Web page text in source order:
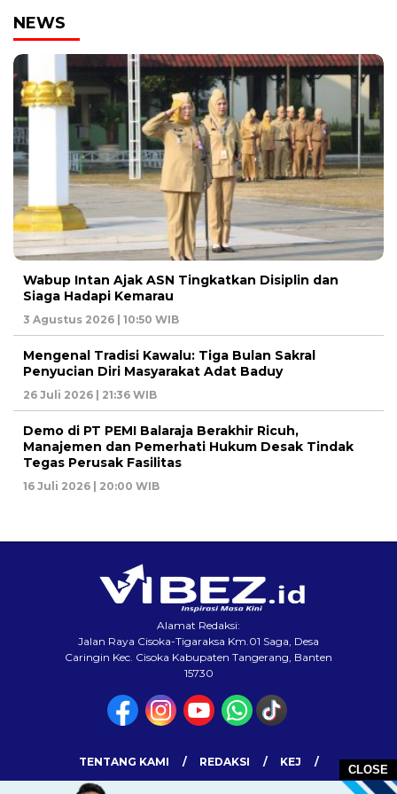
CLOSE
NEWS
Wabup Intan Ajak ASN Tingkatkan Disiplin dan
Siaga Hadapi Kemarau
3 Agustus 2026 | 10:50 WIB
Mengenal Tradisi Kawalu: Tiga Bulan Sakral
Penyucian Diri Masyarakat Adat Baduy
26 Juli 2026 | 21:36 WIB
Demo di PT PEMI Balaraja Berakhir Ricuh,
Manajemen dan Pemerhati Hukum Desak Tindak
Tegas Perusak Fasilitas
16 Juli 2026 | 20:00 WIB
Alamat Redaksi:
Jalan Raya Cisoka-Tigaraksa Km.01 Saga, Desa
Caringin Kec. Cisoka Kabupaten Tangerang, Banten
15730
TENTANG KAMI REDAKSI
KEJ
KEBIJAKAN PRIVASI